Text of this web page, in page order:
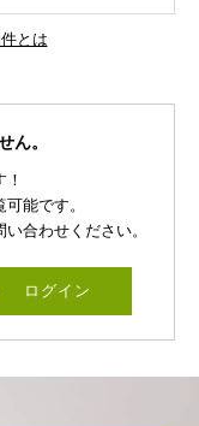
とは
ん。
能です。
合わせください。
ログイン